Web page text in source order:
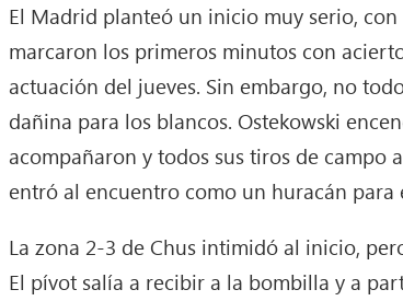
El Madrid planteó un inicio muy serio,
marcaron los primeros minutos con
actuación del jueves. Sin embargo, no
dañina para los blancos. Ostekowski
acompañaron y todos sus tiros de campo
entró al encuentro como un huracán
La zona 2-3 de Chus intimidó al inicio,
El pívot salía a recibir a la bombilla y a